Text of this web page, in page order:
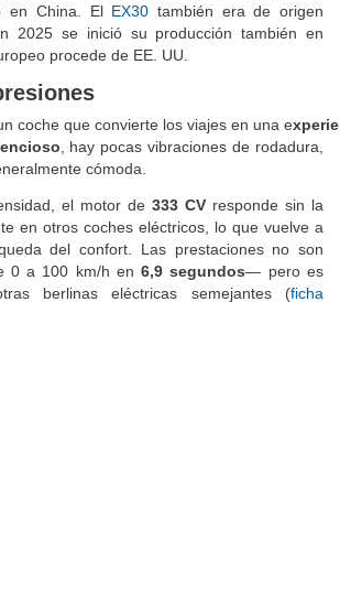
en China. El EX30 también era de origen
2025 se inició su producción también en
procede de EE. UU.
coche que convierte los viajes en una e
, hay pocas vibraciones de rodadura,
cómoda.
el motor de 333 CV responde sin la
en otros coches eléctricos, lo que vuelve a
del confort. Las prestaciones no son
0 a 100 km/h en6,9 segundos— pero es
berlinas eléctricas semejantes (ficha